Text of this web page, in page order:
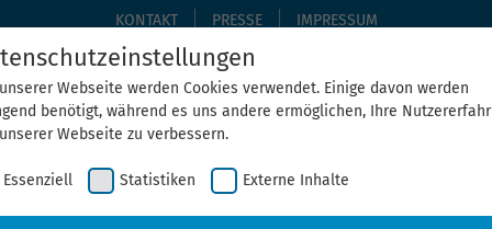
KONTAKT PRESSE IMPRESSUM
THEGA ERLEBEN ÜBER UNS
Webseite werden Cookies verwendet. Einige davon werden
benötigt, während es uns andere ermöglichen, Ihre
Webseite zu verbessern.
Essenziell Statistiken Externe Inhalte